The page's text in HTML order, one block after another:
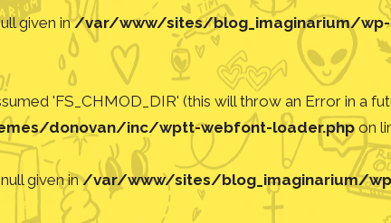
given in/var/www/sites/blog_imaginarium/
'FS_CHMOD_DIR' (this will throw an Error in a
donovan/inc/wptt-webfont-loader.php on
given in/var/www/sites/blog_imaginarium/